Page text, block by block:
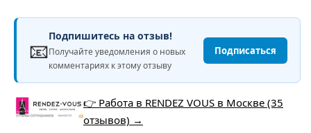
📧
Подпишитесь на отзыв!
Получайте уведомления о новых
комментариях к этому отзыву
Подписаться
👉 Работа в RENDEZ VOUS в Москве (35
отзывов) →